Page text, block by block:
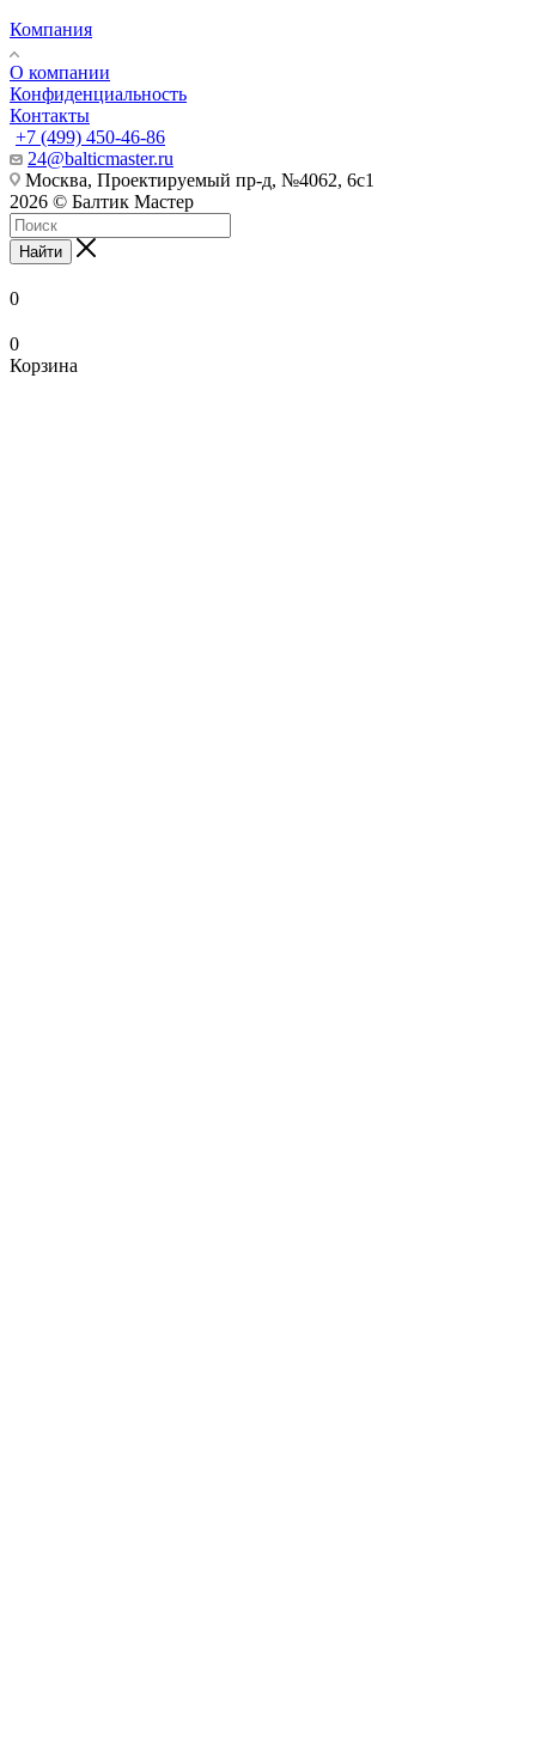
Компания
О компании
Конфиденциальность
Контакты
+7 (499) 450-46-86
24@balticmaster.ru
Москва, Проектируемый пр-д, №4062, 6с1
2026 © Балтик Мастер
Найти
0
0
Корзина